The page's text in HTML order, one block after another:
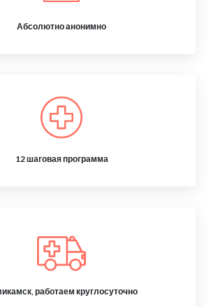
Абсолютно анонимно
12 шаговая программа
работаем круглосуточно